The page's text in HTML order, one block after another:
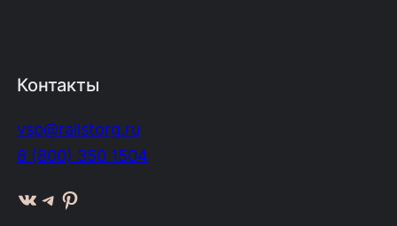
Контакты
vsp@railstorg.ru
8 (800) 350 1504
ВКонтакте Telegram Pinterest